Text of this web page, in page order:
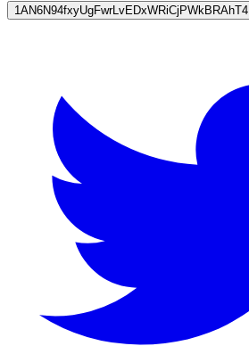
1AN6N94fxyUgFwrLvEDxWRiCjPWkBRAhT4